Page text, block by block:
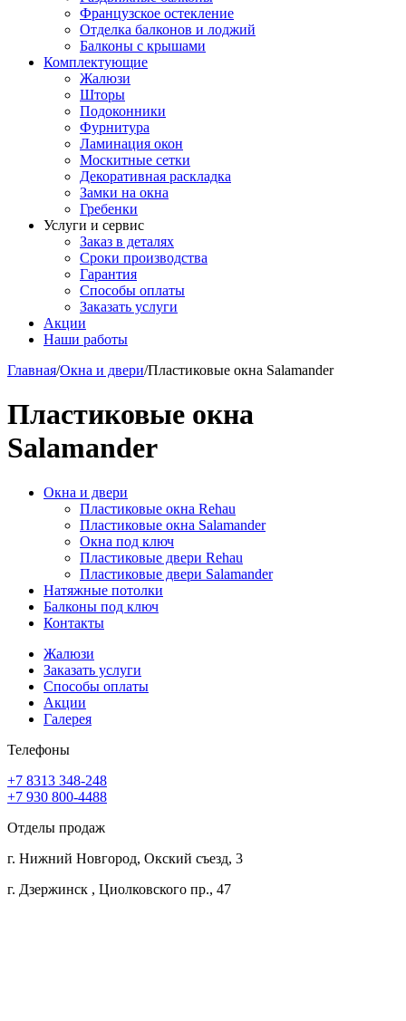
Французское остекление
Отделка балконов и лоджий
Балконы с крышами
Комплектующие
Жалюзи
Шторы
Подоконники
Фурнитура
Ламинация окон
Москитные сетки
Декоративная раскладка
Замки на окна
Гребенки
Услуги и сервис
Заказ в деталях
Сроки производства
Гарантия
Способы оплаты
Заказать услуги
Акции
Наши работы
Главная/Окна и двери/Пластиковые окна Salamander
Пластиковые окна
Salamander
Окна и двери
Пластиковые окна Rehau
Пластиковые окна Salamander
Окна под ключ
Пластиковые двери Rehau
Пластиковые двери Salamander
Натяжные потолки
Балконы под ключ
Контакты
Жалюзи
Заказать услуги
Способы оплаты
Акции
Галерея
Телефоны
+7 8313 348-248
+7 930 800-4488
Отделы продаж
г. Нижний Новгород, Окский съезд, 3
г. Дзержинск , Циолковского пр., 47